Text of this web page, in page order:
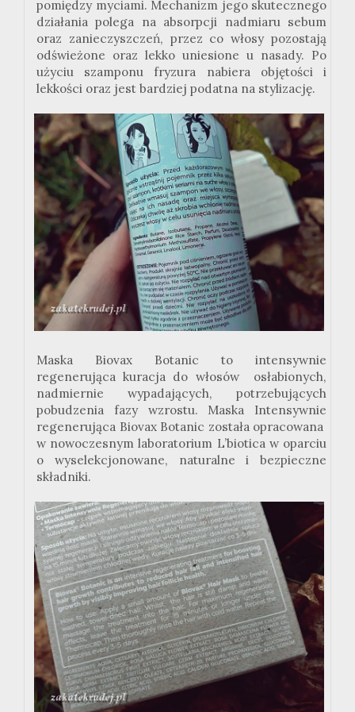
pomiędzy myciami. Mechanizm jego skutecznego
działania polega na absorpcji nadmiaru sebum
oraz zanieczyszczeń, przez co włosy pozostają
odświeżone oraz lekko uniesione u nasady. Po
użyciu szamponu fryzura nabiera objętości i
lekkości oraz jest bardziej podatna na stylizację.
Maska Biovax Botanic to intensywnie
regenerująca kuracja do włosów osłabionych,
nadmiernie wypadających, potrzebujących
pobudzenia fazy wzrostu. Maska Intensywnie
regenerująca Biovax Botanic została opracowana
w nowoczesnym laboratorium L’biotica w oparciu
o wyselekcjonowane, naturalne i bezpieczne
składniki.